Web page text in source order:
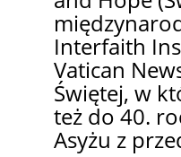
Interfaith
Vatican
Świętej, w
też do 40.
Asyżu z